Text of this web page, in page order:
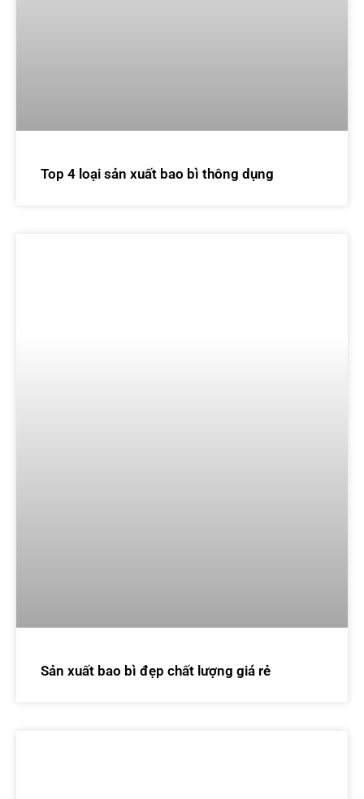
Top 4 loại sản xuất bao bì thông dụng
Sản xuất bao bì đẹp chất lượng giá rẻ